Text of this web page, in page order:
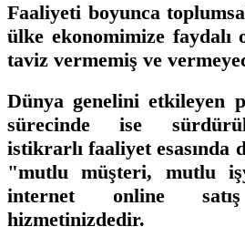
Faaliyeti boyunca
ülke ekonomimize faydalı
taviz vermemiş ve
Dünya genelini etkileyen
sürecinde ise
istikrarlı faaliyet esasında
"mutlu müşteri, mutlu
internet online
hizmetinizdedir.